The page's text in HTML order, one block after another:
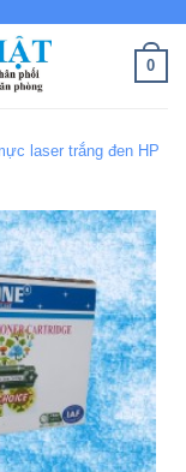
0
laser trắng đen HP